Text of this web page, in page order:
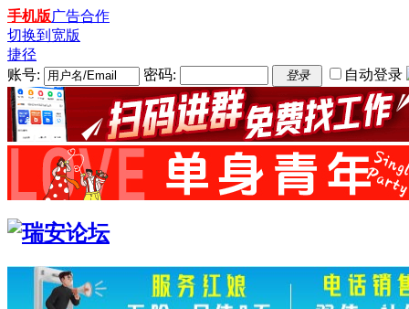
手机版广告合作
切换到宽版
捷径
账号:
密码: 登录 自动登录